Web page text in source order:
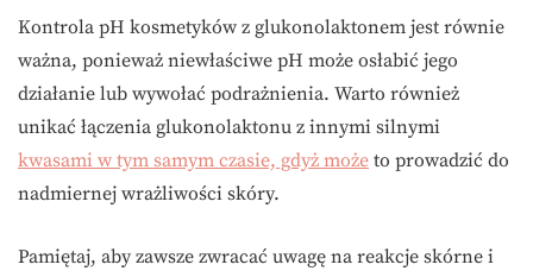
Kontrola pH kosmetyków z glukonolaktonem jest równie
ważna, ponieważ niewłaściwe pH może osłabić jego
działanie lub wywołać podrażnienia. Warto również
unikać łączenia glukonolaktonu z innymi silnymi
kwasami w tym samym czasie, gdyż może to prowadzić do
nadmiernej wrażliwości skóry.
Pamiętaj, aby zawsze zwracać uwagę na reakcje skórne i